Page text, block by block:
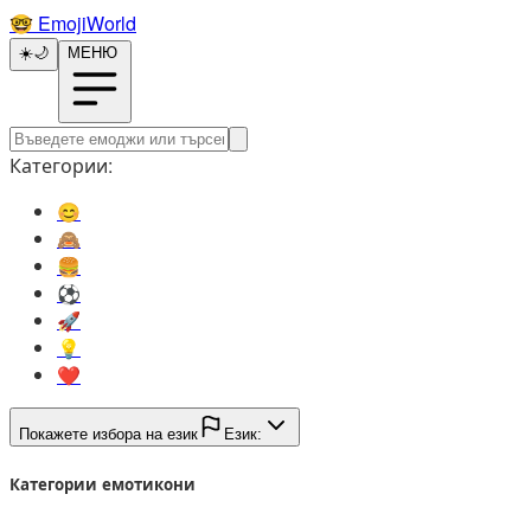
🤓️ EmojiWorld
☀️🌙 МЕНЮ
Категории:
😊️
🙈️
🍔️
⚽️
🚀️
💡️
❤️
Покажете избора на език Език:
Категории емотикони